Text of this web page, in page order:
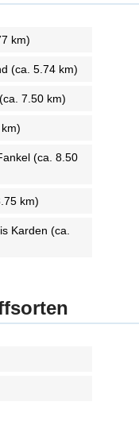
km)
(ca. 5.74 km)
7.50 km)
(ca. 8.50
km)
Karden (ca.